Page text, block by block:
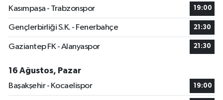
Kasımpaşa - Trabzonspor 19:00
Gençlerbirliği S.K. - Fenerbahçe 21:30
Gaziantep FK - Alanyaspor 21:30
16 Ağustos, Pazar
Başakşehir - Kocaelispor
19:00